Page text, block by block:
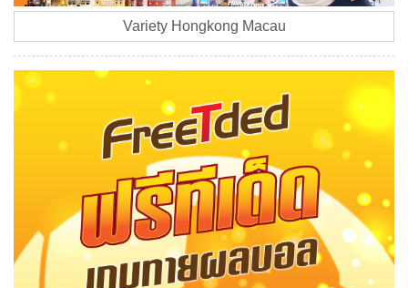
Variety Hongkong Macau